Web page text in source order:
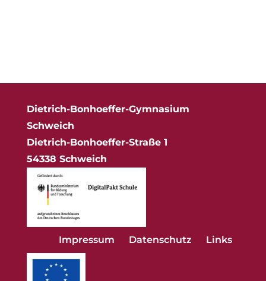
Dietrich-Bonhoeffer-Gymnasium
Schweich
Dietrich-Bonhoeffer-Straße 1
54338 Schweich
Impressum Datenschutz Links